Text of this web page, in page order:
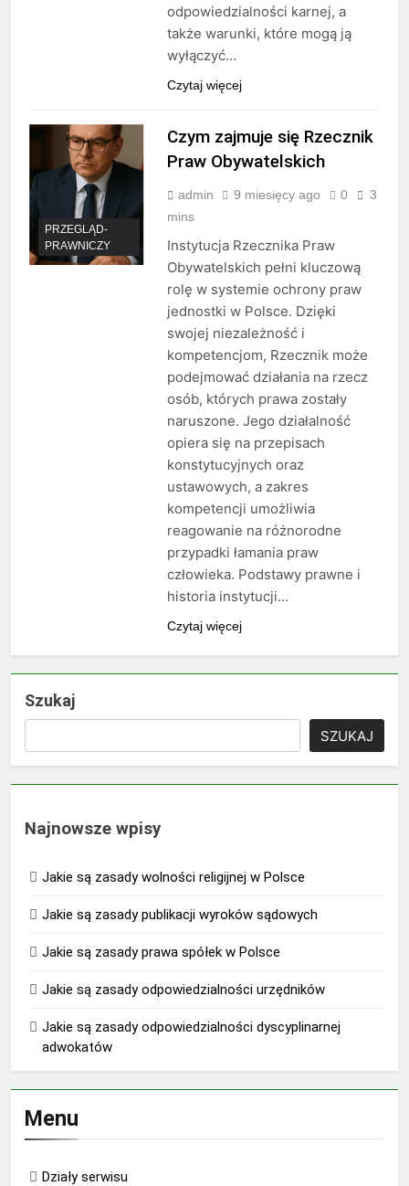
odpowiedzialności karnej, a
także warunki, które mogą ją
wyłączyć…
Czytaj więcej
PRZEGLĄD-
PRAWNICZY
Czym zajmuje się Rzecznik
Praw Obywatelskich
admin 9 miesięcy ago 0
3
mins
Instytucja Rzecznika Praw
Obywatelskich pełni kluczową
rolę w systemie ochrony praw
jednostki w Polsce. Dzięki
swojej niezależność i
kompetencjom, Rzecznik może
podejmować działania na rzecz
osób, których prawa zostały
naruszone. Jego działalność
opiera się na przepisach
konstytucyjnych oraz
ustawowych, a zakres
kompetencji umożliwia
reagowanie na różnorodne
przypadki łamania praw
człowieka. Podstawy prawne i
historia instytucji…
Czytaj więcej
Szukaj
SZUKAJ
Najnowsze wpisy
Jakie są zasady wolności religijnej w Polsce
Jakie są zasady publikacji wyroków sądowych
Jakie są zasady prawa spółek w Polsce
Jakie są zasady odpowiedzialności urzędników
Jakie są zasady odpowiedzialności dyscyplinarnej
adwokatów
Menu
Działy serwisu